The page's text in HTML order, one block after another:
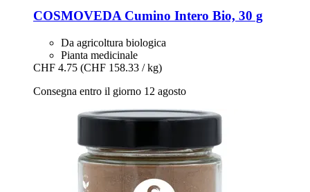
COSMOVEDA Cumino Intero Bio, 30 g
Da agricoltura biologica
Pianta medicinale
CHF 4.75 (CHF 158.33 / kg)
Consegna entro il giorno 12 agosto